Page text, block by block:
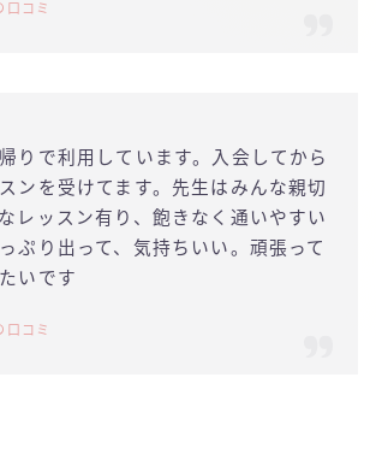
口コミ
りで利用しています。入会してから
ンを受けてます。先生はみんな親切
レッスン有り、飽きなく通いやすい
ぷり出って、気持ちいい。頑張って
いです
口コミ